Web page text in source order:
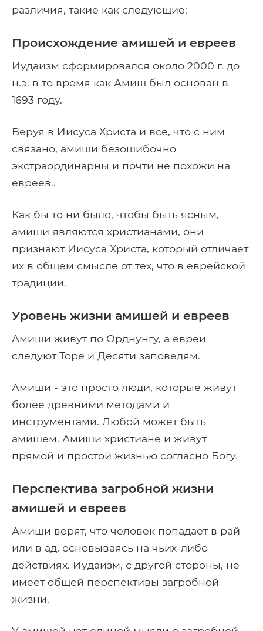
различия, такие как следующие:
Происхождение амишей и евреев
Иудаизм сформировался около 2000 г. до
н.э. в то время как Амиш был основан в
1693 году.
Веруя в Иисуса Христа и все, что с ним
связано, амиши безошибочно
экстраординарны и почти не похожи на
евреев..
Как бы то ни было, чтобы быть ясным,
амиши являются христианами, они
признают Иисуса Христа, который отличает
их в общем смысле от тех, что в еврейской
традиции.
Уровень жизни амишей и евреев
Амиши живут по Орднунгу, а евреи
следуют Торе и Десяти заповедям.
Амиши - это просто люди, которые живут
более древними методами и
инструментами. Любой может быть
амишем. Амиши христиане и живут
прямой и простой жизнью согласно Богу.
Перспектива загробной жизни
амишей и евреев
Амиши верят, что человек попадает в рай
или в ад, основываясь на чьих-либо
действиях. Иудаизм, с другой стороны, не
имеет общей перспективы загробной
жизни.